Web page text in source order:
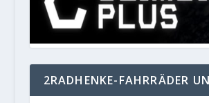
2RADHENKE-FAHRRÄDER